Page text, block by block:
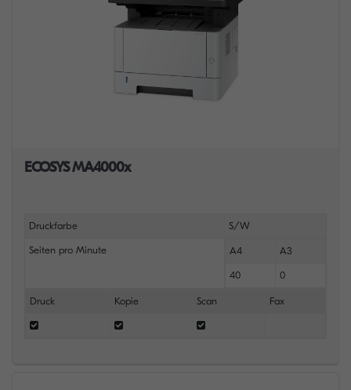
ECOSYS MA4000x
Druckfarbe S/W
Seiten pro Minute A4 A3
40 0
Druck Kopie Scan Fax